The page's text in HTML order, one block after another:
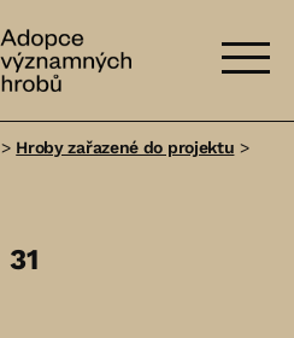
významných
> Hroby zařazené do projektu >
31